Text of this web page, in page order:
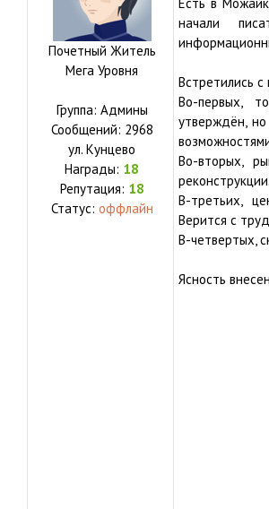
Почетный Житель
Мега Уровня
Группа: Админы
Сообщений: 2968
ул. Кунцево
Награды: 18
Репутация: 18
Статус: оффлайн
начали
Встретились
Во-первых,
утверждён,
Во-вторых,
реконструкции.
В-третьих,
Верится с
В-четвертых,
Ясность